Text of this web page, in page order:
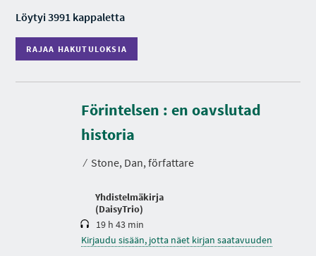
Löytyi 3991 kappaletta
RAJAA HAKUTULOKSIA
A
U
T
U
O
Förintelsen : en oavslutad
historia
⁄ Stone, Dan, författare
Yhdistelmäkirja
(DaisyTrio)
K
e
s
o
19 h 43 min
Kirjaudu sisään, jotta näet kirjan saatavuuden